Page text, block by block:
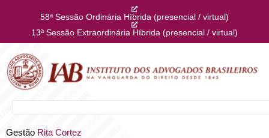
58ª Sessão Ordinária Híbrida (presencial / virtual)
13ª Sessão Extraordinária Híbrida (presencial / virtual)
Gestão Rita Cortez